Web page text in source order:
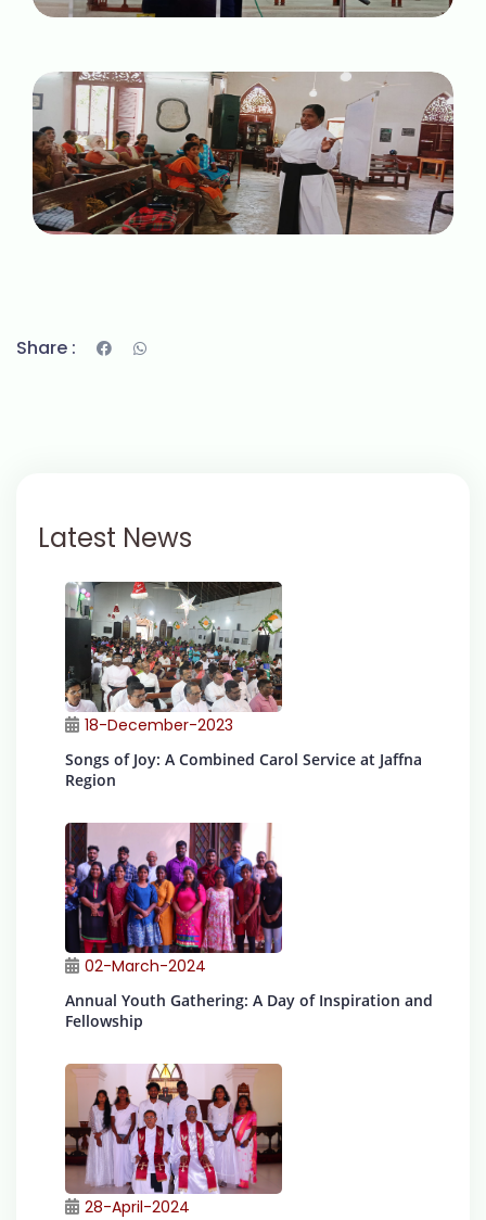
Share :
Latest News
18-December-2023
Songs of Joy: A Combined Carol Service at Jaffna
Region
02-March-2024
Annual Youth Gathering: A Day of Inspiration and
Fellowship
28-April-2024